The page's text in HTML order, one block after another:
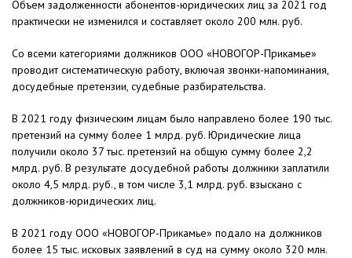
Объем задолженности абонентов-юридических лиц за 2021 год
практически не изменился и составляет около 200 млн. руб.
Со всеми категориями должников ООО «НОВОГОР-Прикамье»
проводит систематическую работу, включая звонки-напоминания,
досудебные претензии, судебные разбирательства.
В 2021 году физическим лицам было направлено более 190 тыс.
претензий на сумму более 1 млрд. руб. Юридические лица
получили около 37 тыс. претензий на общую сумму более 2,2
млрд. руб. В результате досудебной работы должники заплатили
около 4,5 млрд. руб., в том числе 3,1 млрд. руб. взыскано с
должников-юридических лиц.
В 2021 году ООО «НОВОГОР-Прикамье» подало на должников
более 15 тыс. исковых заявлений в суд на сумму около 320 млн.